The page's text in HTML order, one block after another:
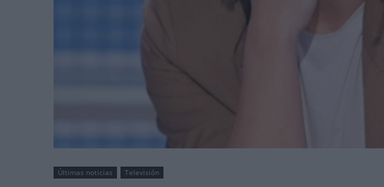
Últimas noticias Televisión